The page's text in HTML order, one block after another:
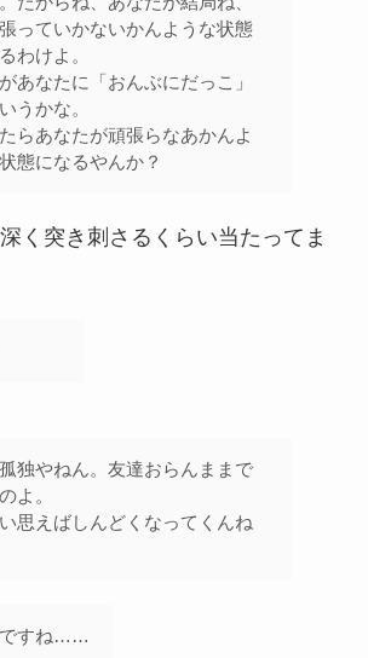
っていかないかんような状態
わけよ。
あなたに「おんぶにだっこ」
うかな。
らあなたが頑張らなあかんよ
態になるやんか？
く突き刺さるくらい当たってま
独やねん。友達おらんままで
よ。
思えばしんどくなってくんね
ですね……